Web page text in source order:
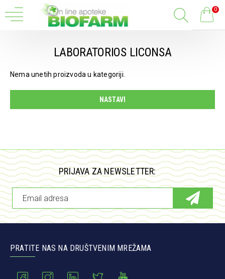
0
LABORATORIOS LICONSA
Nema unetih proizvoda u kategoriji.
NASTAVI
PRIJAVA ZA NEWSLETTER:
PRATITE NAS NA DRUŠTVENIM MREŽAMA